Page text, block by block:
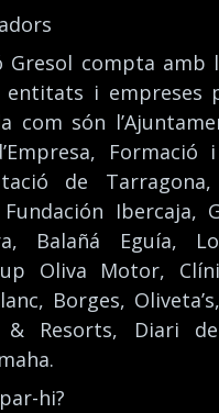
Gresol compta amb
entitats i empreses
com són
Formació
de
Ibercaja,
Balañá Eguía,
Oliva Motor,
Borges,
& Resorts, Diari
hi?